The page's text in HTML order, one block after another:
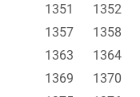
1351
1352
1357
1358
1363
1364
1369
1370